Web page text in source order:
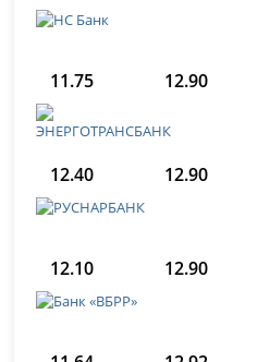
11.75 12.90
12.40 12.90
12.10 12.90